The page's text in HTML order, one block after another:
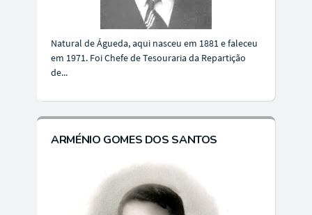
Natural de Águeda, aqui nasceu em 1881 e faleceu
em 1971. Foi Chefe de Tesouraria da Repartição
de...
ARMÉNIO GOMES DOS SANTOS